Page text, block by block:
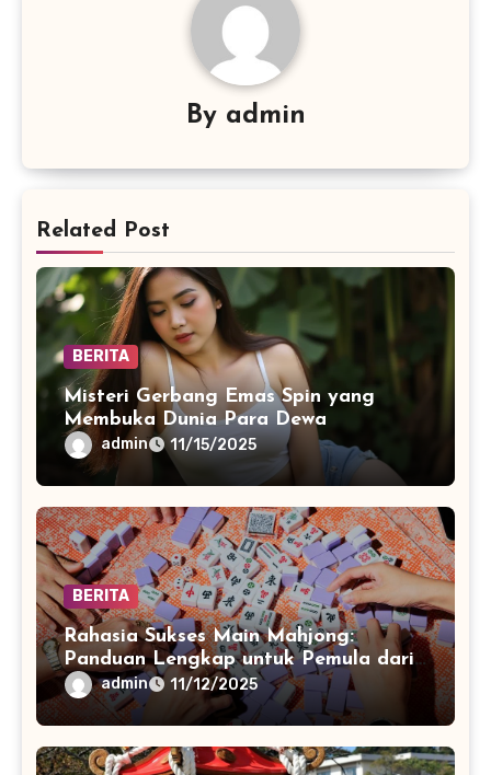
By admin
Related Post
BERITA
Misteri Gerbang Emas Spin yang
Membuka Dunia Para Dewa
admin 11/15/2025
BERITA
Rahasia Sukses Main Mahjong:
Panduan Lengkap untuk Pemula dari
Nol hingga Mahir
admin 11/12/2025